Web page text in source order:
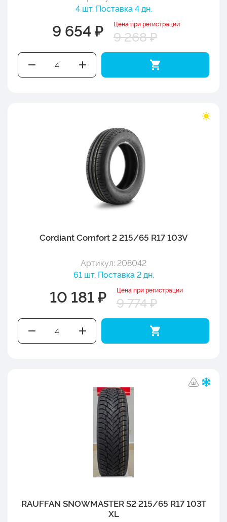
4 шт. Поставка 4 дн.
9 654 ₽ Цена при регистрации
9 268 ₽
Cordiant Comfort 2 215/65 R17 103V
Артикул: 208042
61 шт. Поставка 2 дн.
10 181 ₽ Цена при регистрации
9 774 ₽
RAUFFAN SNOWMASTER S2 215/65 R17 103T
XL